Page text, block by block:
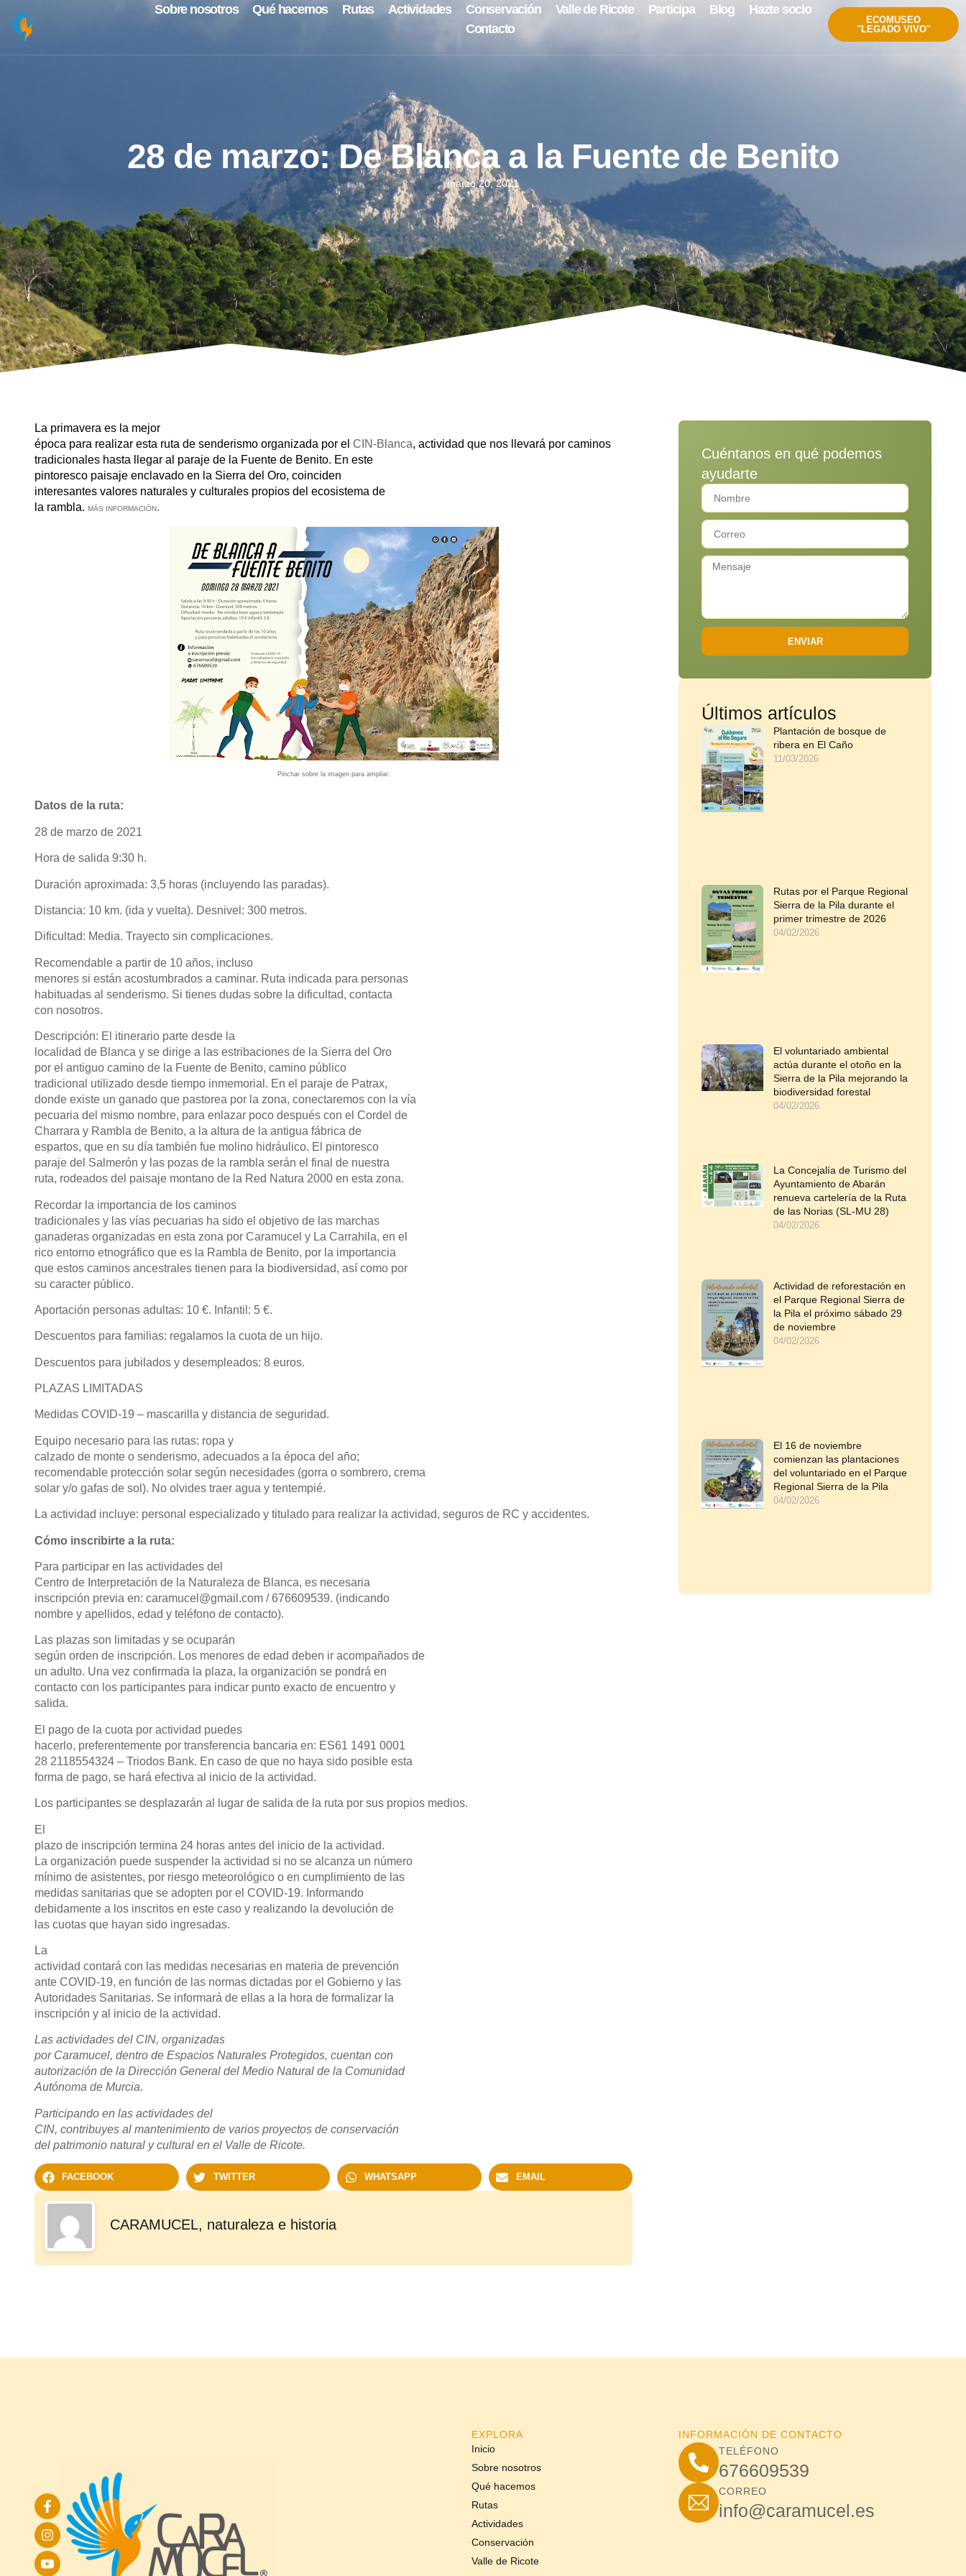
Sobre nosotros Qué hacemos Rutas Actividades Conservación Valle de Ricote Participa Blog
Hazte socio
Contacto
ECOMUSEO
"LEGADO VIVO"
28 de marzo: De Blanca a la Fuente de Benito
marzo 20, 2021
La primavera es la mejor
época para realizar esta ruta de senderismo organizada por el CIN-Blanca, actividad que nos llevará por caminos
tradicionales hasta llegar al paraje de la Fuente de Benito. En este
pintoresco paisaje enclavado en la Sierra del Oro, coinciden
interesantes valores naturales y culturales propios del ecosistema de
la rambla. MÁS INFORMACIÓN.
Pinchar sobre la imagen para ampliar.
Datos de la ruta:
28 de marzo de 2021
Hora de salida 9:30 h.
Duración aproximada: 3,5 horas (incluyendo las paradas).
Distancia: 10 km. (ida y vuelta). Desnivel: 300 metros.
Dificultad: Media. Trayecto sin complicaciones.
Recomendable a partir de 10 años, incluso
menores si están acostumbrados a caminar. Ruta indicada para personas
habituadas al senderismo. Si tienes dudas sobre la dificultad, contacta
con nosotros.
Descripción: El itinerario parte desde la
localidad de Blanca y se dirige a las estribaciones de la Sierra del Oro
por el antiguo camino de la Fuente de Benito, camino público
tradicional utilizado desde tiempo inmemorial. En el paraje de Patrax,
donde existe un ganado que pastorea por la zona, conectaremos con la vía
pecuaria del mismo nombre, para enlazar poco después con el Cordel de
Charrara y Rambla de Benito, a la altura de la antigua fábrica de
espartos, que en su día también fue molino hidráulico. El pintoresco
paraje del Salmerón y las pozas de la rambla serán el final de nuestra
ruta, rodeados del paisaje montano de la Red Natura 2000 en esta zona.
Recordar la importancia de los caminos
tradicionales y las vías pecuarias ha sido el objetivo de las marchas
ganaderas organizadas en esta zona por Caramucel y La Carrahila, en el
rico entorno etnográfico que es la Rambla de Benito, por la importancia
que estos caminos ancestrales tienen para la biodiversidad, así como por
su caracter público.
Aportación personas adultas: 10 €. Infantil: 5 €.
Descuentos para familias: regalamos la cuota de un hijo.
Descuentos para jubilados y desempleados: 8 euros.
PLAZAS LIMITADAS
Medidas COVID-19 – mascarilla y distancia de seguridad.
Equipo necesario para las rutas: ropa y
calzado de monte o senderismo, adecuados a la época del año;
recomendable protección solar según necesidades (gorra o sombrero, crema
solar y/o gafas de sol). No olvides traer agua y tentempié.
La actividad incluye: personal especializado y titulado para realizar la actividad, seguros de RC y accidentes.
Cómo inscribirte a la ruta:
Para participar en las actividades del
Centro de Interpretación de la Naturaleza de Blanca, es necesaria
inscripción previa en: caramucel@gmail.com / 676609539. (indicando
nombre y apellidos, edad y teléfono de contacto).
Las plazas son limitadas y se ocuparán
según orden de inscripción. Los menores de edad deben ir acompañados de
un adulto. Una vez confirmada la plaza, la organización se pondrá en
contacto con los participantes para indicar punto exacto de encuentro y
salida.
El pago de la cuota por actividad puedes
hacerlo, preferentemente por transferencia bancaria en: ES61 1491 0001
28 2118554324 – Triodos Bank. En caso de que no haya sido posible esta
forma de pago, se hará efectiva al inicio de la actividad.
Los participantes se desplazarán al lugar de salida de la ruta por sus propios medios.
El
plazo de inscripción termina 24 horas antes del inicio de la actividad.
La organización puede suspender la actividad si no se alcanza un número
mínimo de asistentes, por riesgo meteorológico o en cumplimiento de las
medidas sanitarias que se adopten por el COVID-19. Informando
debidamente a los inscritos en este caso y realizando la devolución de
las cuotas que hayan sido ingresadas.
La
actividad contará con las medidas necesarias en materia de prevención
ante COVID-19, en función de las normas dictadas por el Gobierno y las
Autoridades Sanitarias. Se informará de ellas a la hora de formalizar la
inscripción y al inicio de la actividad.
Las actividades del CIN, organizadas
por Caramucel, dentro de Espacios Naturales Protegidos, cuentan con
autorización de la Dirección General del Medio Natural de la Comunidad
Autónoma de Murcia.
Participando en las actividades del
CIN, contribuyes al mantenimiento de varios proyectos de conservación
del patrimonio natural y cultural en el Valle de Ricote.
FACEBOOK TWITTER WHATSAPP EMAIL
CARAMUCEL, naturaleza e historia
Cuéntanos en qué podemos
ayudarte
ENVIAR
Últimos artículos
Plantación de bosque de
ribera en El Caño
11/03/2026
Rutas por el Parque Regional
Sierra de la Pila durante el
primer trimestre de 2026
04/02/2026
El voluntariado ambiental
actúa durante el otoño en la
Sierra de la Pila mejorando la
biodiversidad forestal
04/02/2026
La Concejalía de Turismo del
Ayuntamiento de Abarán
renueva cartelería de la Ruta
de las Norias (SL-MU 28)
04/02/2026
Actividad de reforestación en
el Parque Regional Sierra de
la Pila el próximo sábado 29
de noviembre
04/02/2026
El 16 de noviembre
comienzan las plantaciones
del voluntariado en el Parque
Regional Sierra de la Pila
04/02/2026
EXPLORA
Inicio
Sobre nosotros
Qué hacemos
Rutas
Actividades
Conservación
Valle de Ricote
INFORMACIÓN DE CONTACTO
TELÉFONO
676609539
CORREO
info@caramucel.es